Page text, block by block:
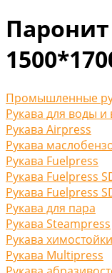
Промышленные
Рукава для воды и
Рукава Airpress
Рукава
Рукава Fuelpress
Рукава Fuelpress
Рукава Fuelpress
Рукава для пара
Рукава Steampress
Рукава
Рукава Multipress